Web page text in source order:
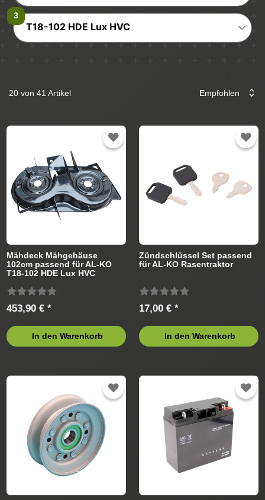
T18-102 HDE Lux HVC
20 von 41 Artikel
Mähdeck Mähgehäuse
102cm passend für AL-KO
T18-102 HDE Lux HVC
453,90 € *
In den Warenkorb
Zündschlüssel Set passend
für AL-KO Rasentraktor
17,00 € *
In den Warenkorb